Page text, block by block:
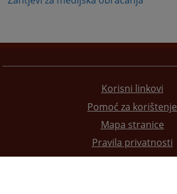
Korisni linkovi
Pomoć za korištenje
Mapa stranice
Pravila privatnosti